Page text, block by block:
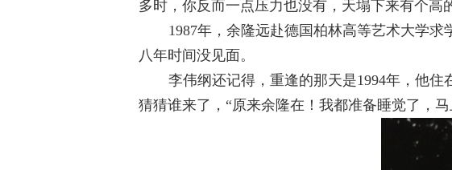
多时，你反而一点压力也没有，天塌下来有个高
1987年，余隆远赴德国柏林高等艺术大学
八年时间没见面。
李伟纲还记得，重逢的那天是1994年，他住
猜猜谁来了，“原来余隆在！我都准备睡觉了，